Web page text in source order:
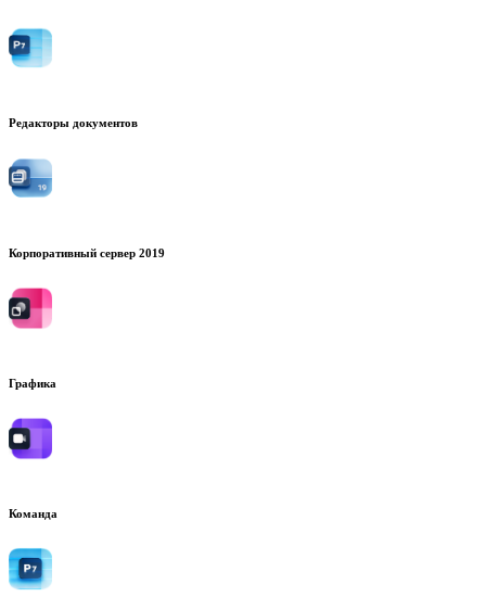
Редакторы документов
Корпоративный сервер 2019
Графика
Команда